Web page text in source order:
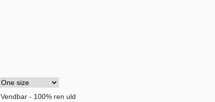
Vendbar - 100% ren uld